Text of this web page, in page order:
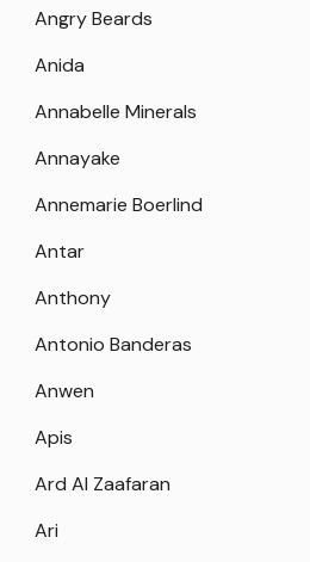
Angry Beards
Anida
Annabelle Minerals
Annayake
Annemarie Boerlind
Antar
Anthony
Antonio Banderas
Anwen
Apis
Ard Al Zaafaran
Ari